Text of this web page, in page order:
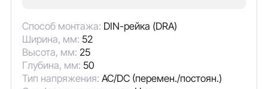
Способ монтажа: DIN-рейка (DRA)
Ширина, мм: 52
Высота, мм: 25
Глубина, мм: 50
Тип напряжения: AC/DC (перемен./постоян.)